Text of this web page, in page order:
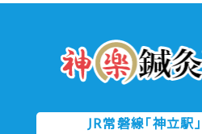
JR常磐線「神立駅